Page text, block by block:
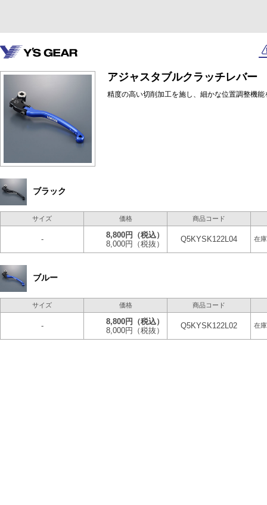
アジャスタブルクラッチレバー
精度の高い切削加工を施し、細かな位置調整機
ブラック
サイズ 価格 商品コード
- 8,800円
（税込）
8,000円
（税抜）
Q5KYSK122L04 在
ブルー
サイズ 価格 商品コード
- 8,800円
（税込）
8,000円
（税抜）
Q5KYSK122L02 在